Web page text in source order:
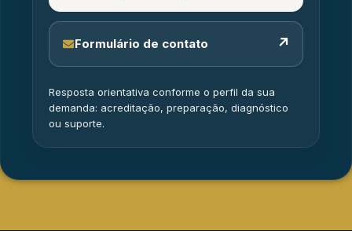
Formulário de contato ↗
Resposta orientativa conforme o perfil da sua
demanda: acreditação, preparação, diagnóstico
ou suporte.